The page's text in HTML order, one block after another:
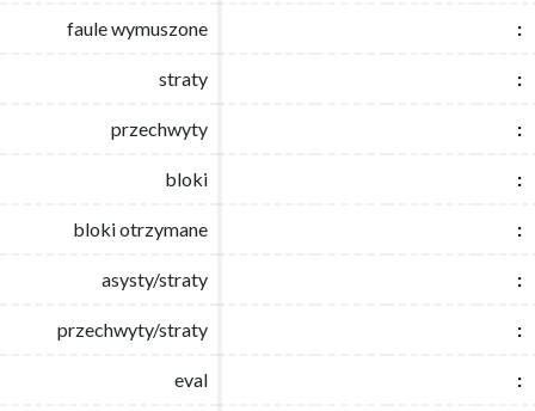
faule wymuszone :
straty :
przechwyty :
bloki :
bloki otrzymane :
asysty/straty :
przechwyty/straty :
eval :
faule wymuszone :
straty :
przechwyty :
bloki :
bloki otrzymane :
asysty/straty :
przechwyty/straty :
eval :